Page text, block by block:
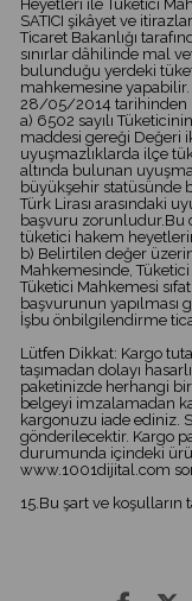
Heyetleri ile Tüketici
SATICI şikâyet ve
Ticaret Bakanlığı
sınırlar dâhilinde mal
bulunduğu yerdeki
mahkemesine yapabilir.
28/05/2014 tarihinden
a) 6502 sayılı
maddesi gereği Değeri
uyuşmazlıklarda ilçe
altında bulunan
büyükşehir statüsünde
Türk Lirası arasındaki
başvuru zorunludur.Bu
tüketici hakem
b) Belirtilen değer
Mahkemesinde,
Tüketici Mahkemesi
başvurunun yapılması
İşbu önbilgilendirme
Lütfen Dikkat: Kargo
taşımadan dolayı
paketinizde herhangi
belgeyi imzalamadan
kargonuzu iade ediniz.
gönderilecektir. Kargo
durumunda içindeki
www.1001dijital.com
15.Bu şart ve koşulların